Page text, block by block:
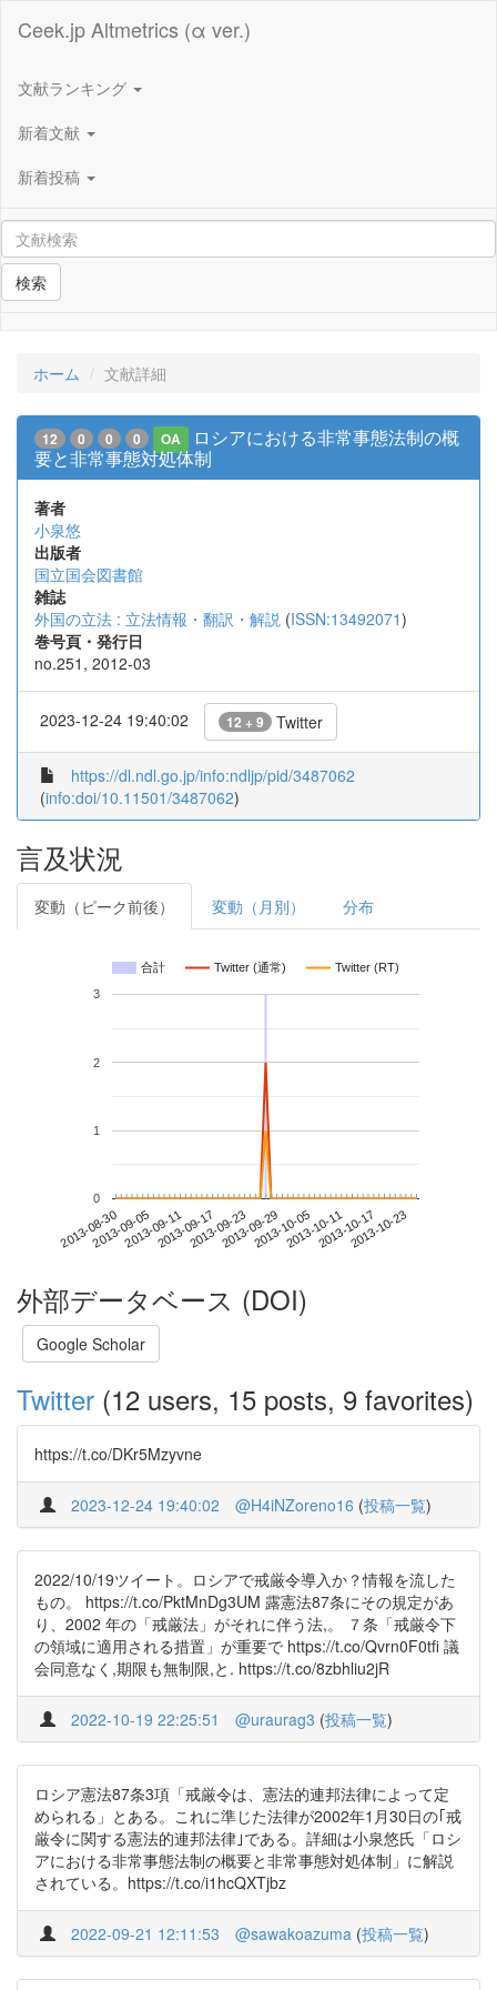
Ceek.jp Altmetrics (α ver.)
文献ランキング
新着文献
新着投稿
検索
ホーム 文献詳細
12 0 0 0 OA
ロシアにおける非常事態法制の概
要と非常事態対処体制
著者
小泉悠
出版者
国立国会図書館
雑誌
外国の立法 : 立法情報・翻訳・解説 (ISSN:13492071)
巻号頁・発行日
no.251, 2012-03
2023-12-24 19:40:02 12 + 9 Twitter
https://dl.ndl.go.jp/info:ndljp/pid/3487062
(info:doi/10.11501/3487062)
言及状況
変動（ピーク前後） 変動（月別） 分布
合計 Twitter (通常) Twitter (RT)
2013-08-302013-09-052013-09-112013-09-172013-09-232013-09-292013-10-052013-10-112013-10-172013-10-23
0
1
2
3
外部データベース (DOI)
Google Scholar
Twitter (12 users, 15 posts, 9 favorites)
https://t.co/DKr5Mzyvne
2023-12-24 19:40:02 @H4iNZoreno16 (投稿一覧)
2022/10/19ツイート。ロシアで戒厳令導入か？情報を流した
もの。 https://t.co/PktMnDg3UM 露憲法87条にその規定があ
り、2002 年の「戒厳法」がそれに伴う法,。 ７条「戒厳令下
の領域に適用される措置」が重要で https://t.co/Qvrn0F0tfi 議
会同意なく,期限も無制限,と. https://t.co/8zbhliu2jR
2022-10-19 22:25:51 @uraurag3 (投稿一覧)
ロシア憲法87条3項「戒厳令は、憲法的連邦法律によって定
められる」とある。これに準じた法律が2002年1月30日の｢戒
厳令に関する憲法的連邦法律｣である。詳細は小泉悠氏「ロシ
アにおける非常事態法制の概要と非常事態対処体制」に解説
されている。https://t.co/i1hcQXTjbz
2022-09-21 12:11:53 @sawakoazuma (投稿一覧)